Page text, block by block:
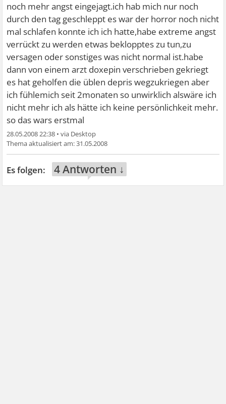
noch mehr angst eingejagt.ich hab mich nur noch
durch den tag geschleppt es war der horror noch nicht
mal schlafen konnte ich ich hatte,habe extreme angst
verrückt zu werden etwas beklopptes zu tun,zu
versagen oder sonstiges was nicht normal ist.habe
dann von einem arzt doxepin verschrieben gekriegt
es hat geholfen die üblen depris wegzukriegen aber
ich fühlemich seit 2monaten so unwirklich alswäre ich
nicht mehr ich als hätte ich keine persönlichkeit mehr.
so das wars erstmal
28.05.2008 22:38 •
31.05.2008
4 Antworten ↓